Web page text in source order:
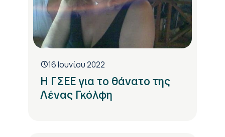
16 Ιουνίου 2022
Η ΓΣΕΕ για το θάνατο της
Λένας Γκόλφη